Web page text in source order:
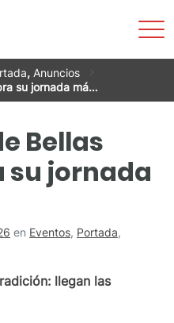
, Anuncios
su jornada má…
Bellas
su jornada
en Eventos, Portada,
llegan las